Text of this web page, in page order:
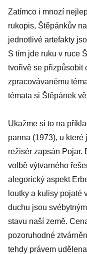
Zatímco i mnozí
rukopis, Štěpánkův
jednotlivé artefakty
S tím jde ruku v ruce
tvořivě se přizpůsobit
zpracovávanému
témata si Štěpánek
Ukažme si to na
panna (1973), u které
režisér zapsán Pojar.
volbě výtvarného
alegorický aspekt
loutky a kulisy pojaté
duchu jsou
stavu naší země.
pozoruhodné
tehdy právem